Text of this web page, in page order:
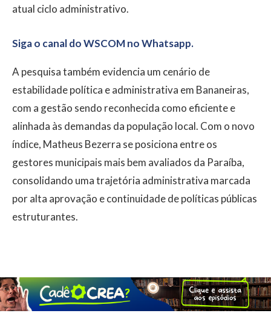
atual ciclo administrativo.
Siga o canal do WSCOM no Whatsapp.
A pesquisa também evidencia um cenário de
estabilidade política e administrativa em Bananeiras,
com a gestão sendo reconhecida como eficiente e
alinhada às demandas da população local. Com o novo
índice, Matheus Bezerra se posiciona entre os
gestores municipais mais bem avaliados da Paraíba,
consolidando uma trajetória administrativa marcada
por alta aprovação e continuidade de políticas públicas
estruturantes.